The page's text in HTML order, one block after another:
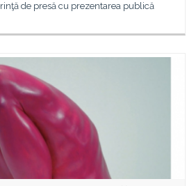
de presă cu prezentarea publică